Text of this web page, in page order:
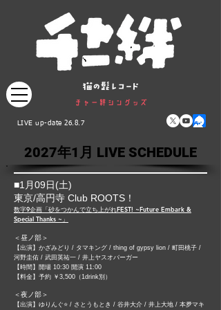
LIVE up-date 26.8.7
2027年1月 LIVE SCHEDULE
■1月09日(土)​
東京/高円寺 Club ROOTS！
数字9企画「砂をつかんで立ち上がれFEST! ~Future Embark &
Special Thanks ~」
＜昼ノ部＞
【出演】かざみどり / タマキング / thing of gypsy lion / 町田桃子 /
河野圭佑 / 武田英祐一 / 井上ヤスオバーガー
【時間】開場 10:30 開演 11:00
【料金】予約 ￥3,500（1drink別）
＜夜ノ部＞
【出演】ゆりんぐ⭐️ / さとうもとき / 谷井大介 / 井上大地 / 本夛マキ